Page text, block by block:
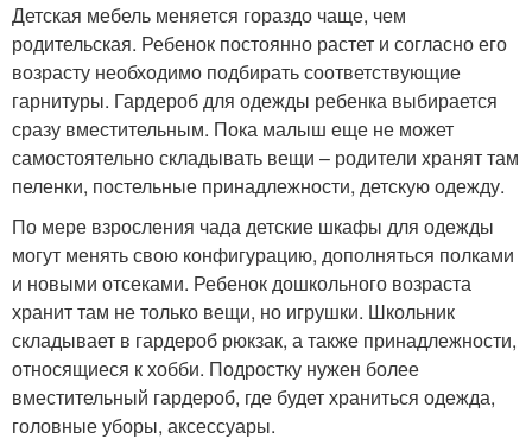
Детская мебель меняется гораздо чаще, чем
родительская. Ребенок постоянно растет и согласно его
возрасту необходимо подбирать соответствующие
гарнитуры. Гардероб для одежды ребенка выбирается
сразу вместительным. Пока малыш еще не может
самостоятельно складывать вещи – родители хранят там
пеленки, постельные принадлежности, детскую одежду.
По мере взросления чада детские шкафы для одежды
могут менять свою конфигурацию, дополняться полками
и новыми отсеками. Ребенок дошкольного возраста
хранит там не только вещи, но игрушки. Школьник
складывает в гардероб рюкзак, а также принадлежности,
относящиеся к хобби. Подростку нужен более
вместительный гардероб, где будет храниться одежда,
головные уборы, аксессуары.